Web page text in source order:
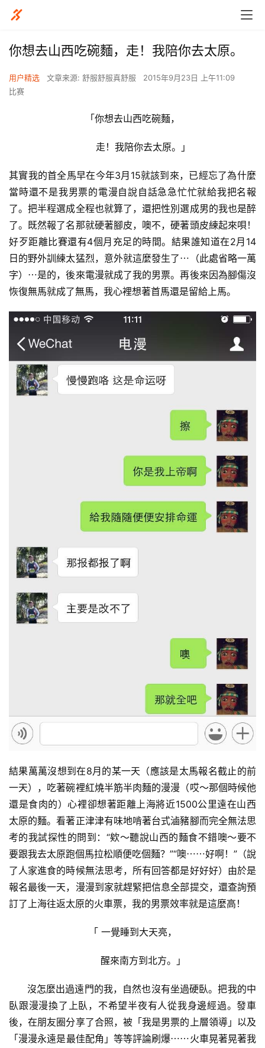
你想去山西吃碗麵，走！我陪你去太原。
用户精选 文章来源: 舒服舒服真舒服
2015年9月23日 上午11:09
比赛
「你想去山西吃碗麵，
走！我陪你去太原。」
其實我的首全馬早在今年3月15就該到來，已經忘了為什麼
當時還不是我男票的電漫自說自話急急忙忙就給我把名報
了。把半程選成全程也就算了，還把性別選成男的我也是醉
了。既然報了名那就硬著腳皮，噢不，硬著頭皮練起來唄！
好歹距離比賽還有4個月充足的時間。結果誰知道在2月14
日的野外訓練太猛烈，意外就這麼發生了⋯（此處省略一萬
字）⋯是的，後來電漫就成了我的男票。再後來因為腳傷沒
恢復無馬就成了無馬，我心裡想著首馬還是留給上馬。
結果萬萬沒想到在8月的某一天（應該是太馬報名截止的前
一天），吃著碗裡紅燒半筋半肉麵的漫漫（哎～那個時候他
還是食肉的）心裡卻想著距離上海將近1500公里遠在山西
太原的麵。看著正津津有味地啃著台式滷豬腳而完全無法思
考的我試探性的問到：“欸～聽說山西的麵食不錯噢～要不
要跟我去太原跑個馬拉松順便吃個麵？”“噢⋯⋯好啊！”（說
了人家進食的時候無法思考，所有回答都是好好好）由於是
報名最後一天，漫漫到家就趕緊把信息全部提交，還查詢預
訂了上海往返太原的火車票，我的男票效率就是這麼高！
「 一覺睡到大天亮，
醒來南方到北方。」
臥跟漫漫換了上臥，不希望半夜有人從我身邊經過。發車
後，在朋友圈分享了合照，被「我是男票的上層領導」以及
「漫漫永遠是最佳配角」等等評論刷爆⋯⋯火車晃著晃著我